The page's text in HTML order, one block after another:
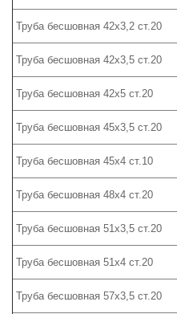
Труба бесшовная 42х3,2 ст.20
Труба бесшовная 42х3,5 ст.20
Труба бесшовная 42х5 ст.20
Труба бесшовная 45х3,5 ст.20
Труба бесшовная 45х4 ст.10
Труба бесшовная 48х4 ст.20
Труба бесшовная 51х3,5 ст.20
Труба бесшовная 51х4 ст.20
Труба бесшовная 57х3,5 ст.20